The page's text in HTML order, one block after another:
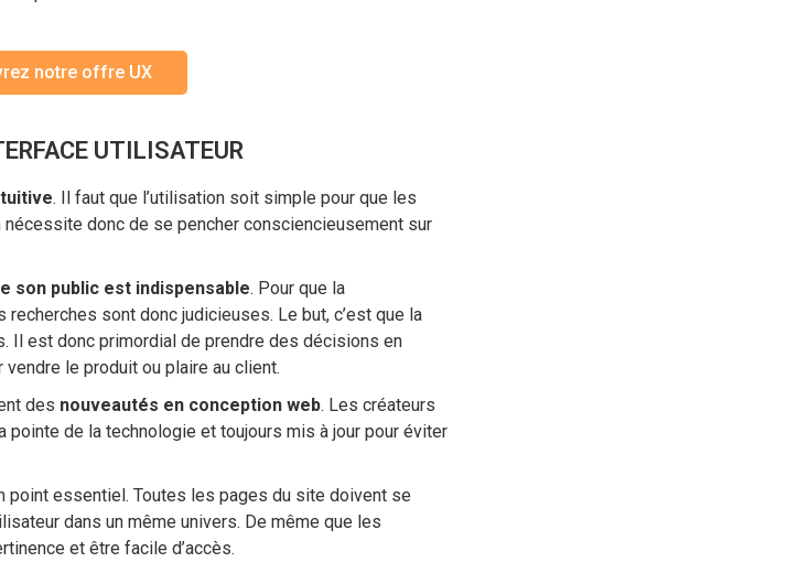
notre offre UX
UTILISATEUR
. Il faut que l’utilisation soit simple pour que les
donc de se pencher consciencieusement sur
son public est indispensable. Pour que la
sont donc judicieuses. Le but, c’est que la
Il est donc primordial de prendre des décisions en
le produit ou plaire au client.
des nouveautés en conception web. Les créateurs
de la technologie et toujours mis à jour pour éviter
point essentiel. Toutes les pages du site doivent se
dans un même univers. De même que les
et être facile d’accès.